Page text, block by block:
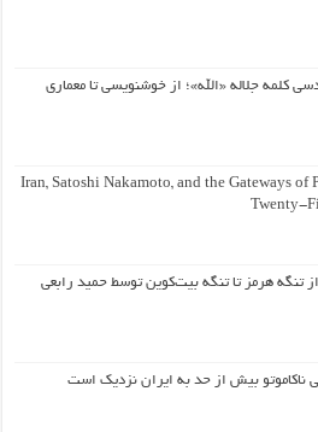
کلمه جلاله «الله»؛ از خوشنویسی تا معماری
Iran, Satoshi Nakamoto, and the Gateways of
Twenty-
تنگه هرمز تا تنگه بیت‌کوین توسط حمید رابعی
ناکاموتو بیش از حد به ایران نزدیک است